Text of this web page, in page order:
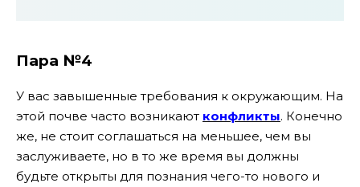
Пара №4
У вас завышенные требования к окружающим. На
этой почве часто возникают конфликты. Конечно
же, не стоит соглашаться на меньшее, чем вы
заслуживаете, но в то же время вы должны
будьте открыты для познания чего-то нового и